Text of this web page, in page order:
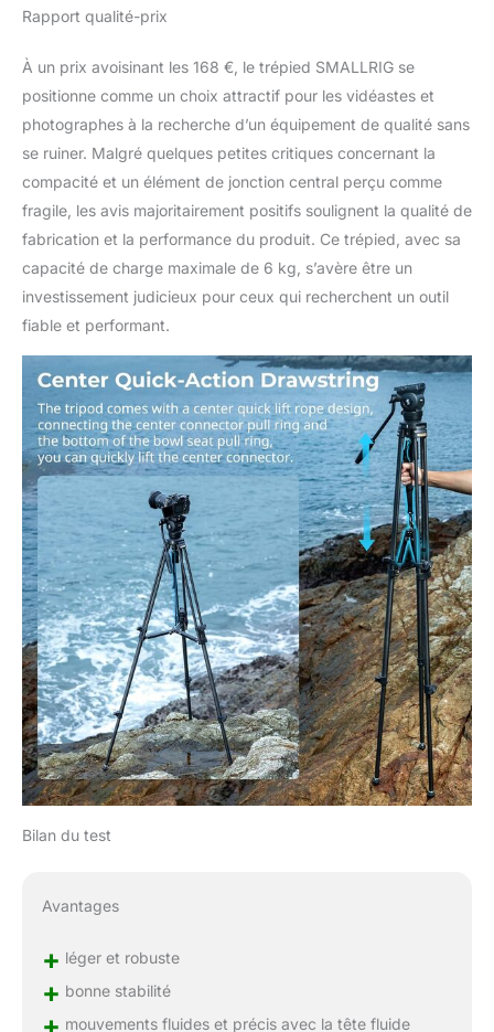
de rangement, 1 x carte
Rapport qualité-prix
À un prix avoisinant les 168 €, le trépied SMALLRIG se
positionne comme un choix attractif pour les vidéastes et
photographes à la recherche d’un équipement de qualité sans
se ruiner. Malgré quelques petites critiques concernant la
compacité et un élément de jonction central perçu comme
fragile, les avis majoritairement positifs soulignent la qualité de
fabrication et la performance du produit. Ce trépied, avec sa
capacité de charge maximale de 6 kg, s’avère être un
investissement judicieux pour ceux qui recherchent un outil
fiable et performant.
Bilan du test
Avantages
+ léger et robuste
+ bonne stabilité
mouvements fluides et précis avec la tête fluide